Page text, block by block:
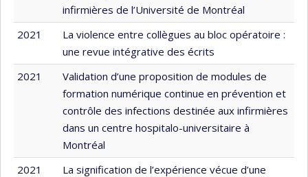
infirmières de l’Université de Montréal
2021
La violence entre collègues au bloc opératoire :
une revue intégrative des écrits
2021
Validation d’une proposition de modules de
formation numérique continue en prévention et
contrôle des infections destinée aux infirmières
dans un centre hospitalo-universitaire à
Montréal
2021
La signification de l’expérience vécue d’une